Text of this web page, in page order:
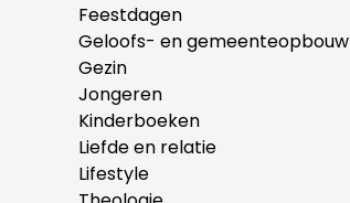
Feestdagen
Geloofs- en gemeenteopbouw
Gezin
Jongeren
Kinderboeken
Liefde en relatie
Lifestyle